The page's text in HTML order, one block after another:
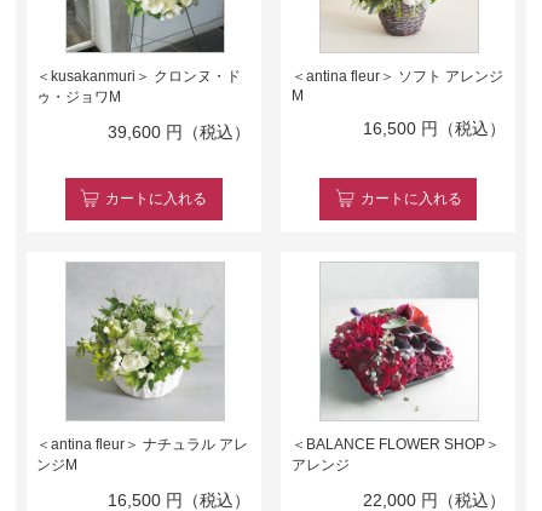
＜kusakanmuri＞ クロンヌ・ド
ゥ・ジョワM
39,600 円（税込）
カート に入れる
＜antina fleur＞ ソフト アレンジ
M
16,500 円（税込）
カート に入れる
＜antina fleur＞ ナチュラル アレ
ンジM
16,500 円（税込）
＜BALANCE FLOWER SHOP＞
アレンジ
22,000 円（税込）